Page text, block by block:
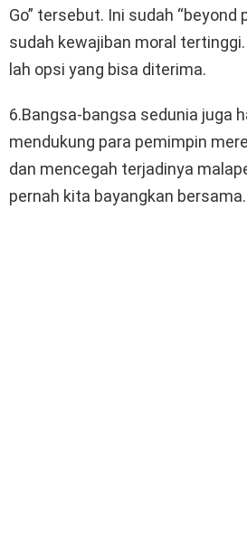
Go” tersebut. Ini sudah “beyond
sudah kewajiban moral
lah opsi yang bisa diterima.
6.Bangsa-bangsa sedunia juga
mendukung para pemimpin
dan mencegah terjadinya
pernah kita bayangkan bersama.